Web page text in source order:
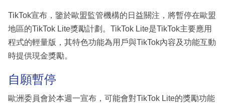
區
TikTok宣布，鑒於歐盟監管機構的日益關注，將暫停在歐盟
地區的TikTok Lite獎勵計劃。TikTok Lite是TikTok主要應用
程式的輕量版，其特色功能為用戶與TikTok內容及功能互動
時提供現金獎勵。
自願暫停
歐洲委員會於本週一宣布，可能會對TikTok Lite的獎勵功能